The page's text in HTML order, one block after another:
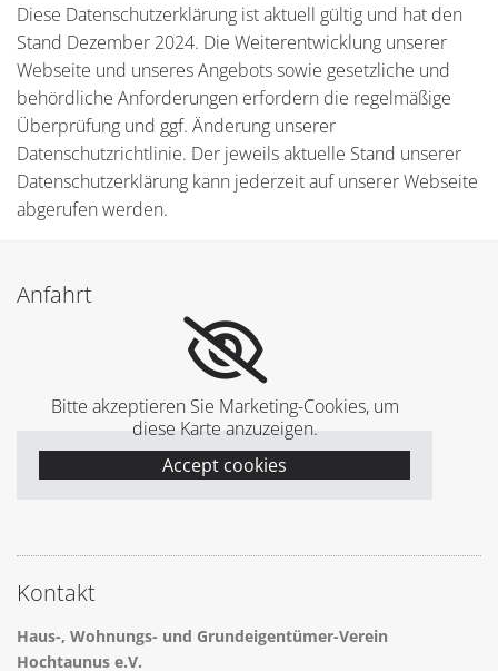
Diese Datenschutzerklärung ist aktuell gültig und hat den
Stand Dezember 2024. Die Weiterentwicklung unserer
Webseite und unseres Angebots sowie gesetzliche und
behördliche Anforderungen erfordern die regelmäßige
Überprüfung und ggf. Änderung unserer
Datenschutzrichtlinie. Der jeweils aktuelle Stand unserer
Datenschutzerklärung kann jederzeit auf unserer Webseite
abgerufen werden.
Anfahrt
Bitte akzeptieren Sie Marketing-Cookies, um
diese Karte anzuzeigen.
Accept cookies
Kontakt
Haus-, Wohnungs- und Grundeigentümer-Verein
Hochtaunus e.V.